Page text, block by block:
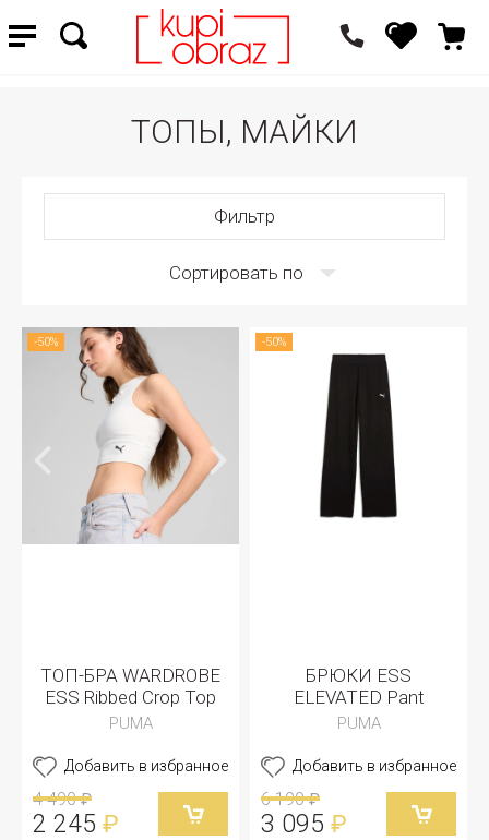
ТОПЫ, МАЙКИ
Сортировать по
Фильтр
-50%
ТОП-БРА WARDROBE
ESS Ribbed Crop Top
PUMA
Добавить в избранное
4 490 ₽
2 245 ₽
-50%
БРЮКИ ESS
ELEVATED Pant
PUMA
Добавить в избранное
6 190 ₽
3 095 ₽